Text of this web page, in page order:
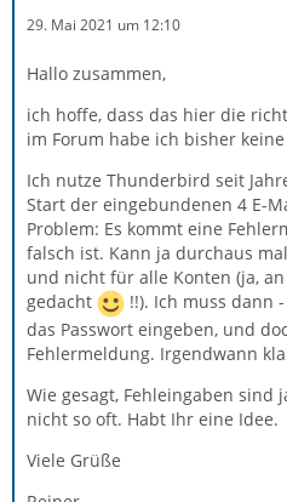
29. Mai 2021 um 12:10
Hallo zusammen,
ich hoffe, dass das hier die
im Forum habe ich bisher
Ich nutze Thunderbird seit
Start der eingebundenen 4 E-
Problem: Es kommt eine
falsch ist. Kann ja durchaus
und nicht für alle Konten (ja,
gedacht
!!). Ich muss dann
das Passwort eingeben, und
Fehlermeldung. Irgendwann
Wie gesagt, Fehleingaben sind
nicht so oft. Habt Ihr eine Idee.
Viele Grüße